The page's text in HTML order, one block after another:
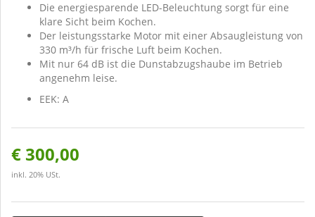
Die energiesparende LED-Beleuchtung sorgt für eine
klare Sicht beim Kochen.
Der leistungsstarke Motor mit einer Absaugleistung von
330 m³/h für frische Luft beim Kochen.
Mit nur 64 dB ist die Dunstabzugshaube im Betrieb
angenehm leise.
EEK: A
€ 300,00
inkl. 20% USt.